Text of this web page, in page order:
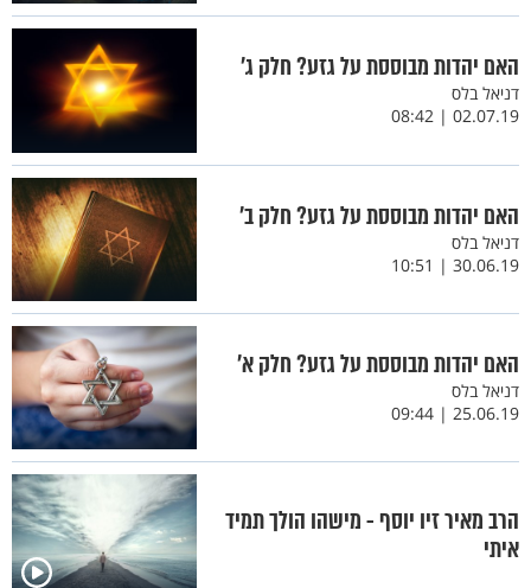
האם יהדות מבוססת על גזע? חלק ג'
דניאל בלס
02.07.19 | 08:42
האם יהדות מבוססת על גזע? חלק ב'
דניאל בלס
30.06.19 | 10:51
האם יהדות מבוססת על גזע? חלק א’
דניאל בלס
25.06.19 | 09:44
הרב מאיר זיו יוסף - מישהו הולך תמיד
איתי